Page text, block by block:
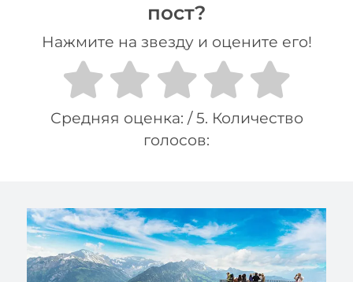
пост?
Нажмите на звезду и оцените его!
Средняя оценка: / 5. Количество
голосов: